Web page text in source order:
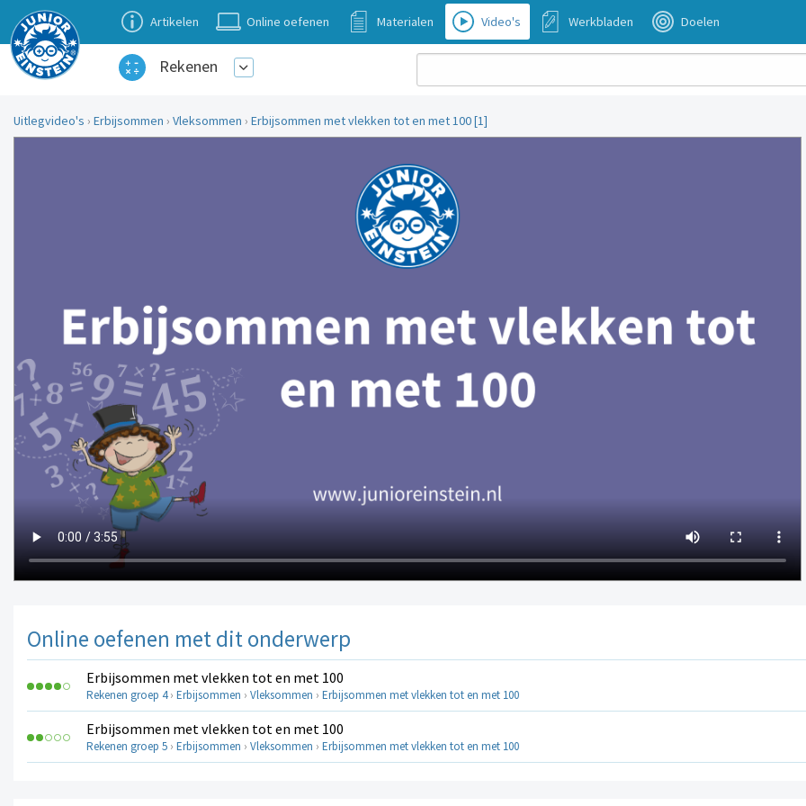
Artikelen Online oefenen Materialen Video's Werkbladen Doelen
Rekenen
Uitlegvideo's › Erbijsommen › Vleksommen › Erbijsommen met vlekken tot en met 100 [1]
Online oefenen met dit onderwerp
Erbijsommen met vlekken tot en met 100
Rekenen groep 4› Erbijsommen › Vleksommen › Erbijsommen met vlekken tot en met 100
Erbijsommen met vlekken tot en met 100
Rekenen groep 5 › Erbijsommen › Vleksommen › Erbijsommen met vlekken tot en met 100